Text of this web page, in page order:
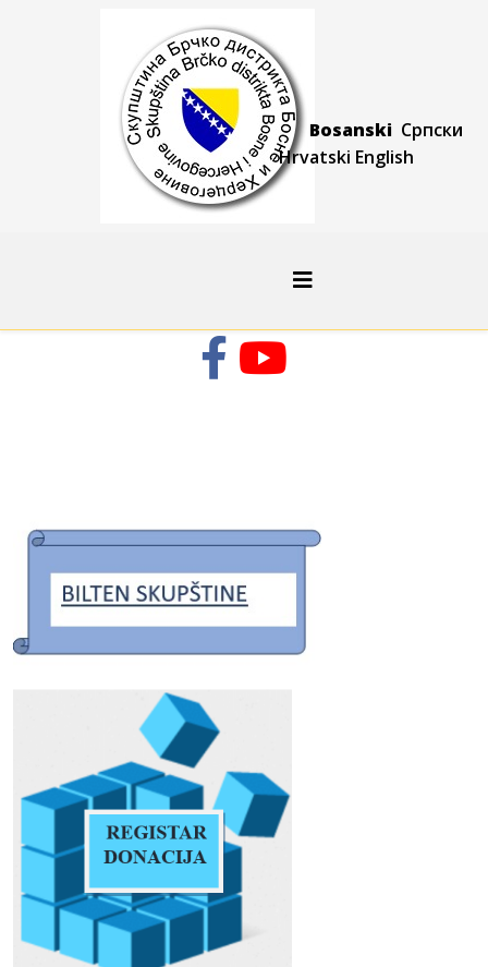
Bosanski Српски
Hrvatski English